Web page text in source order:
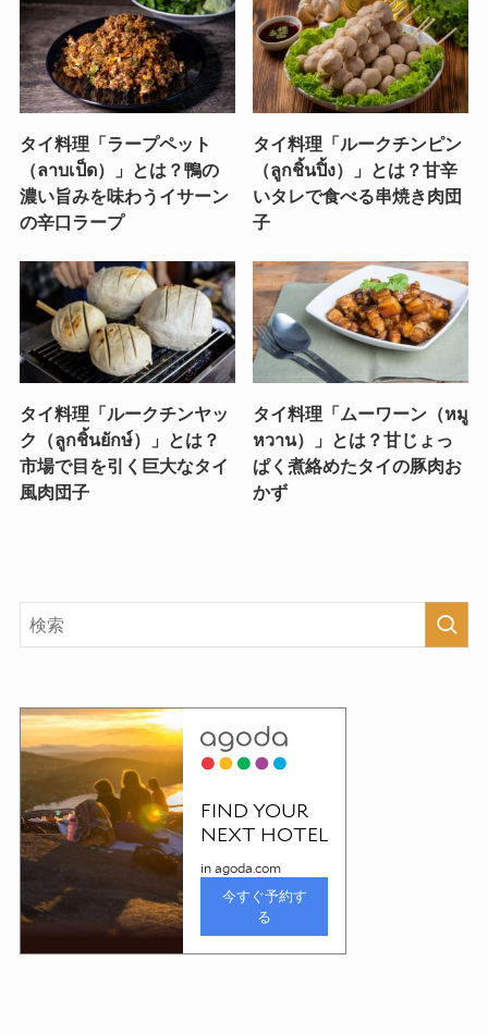
タイ料理「ラープペット
（ลาบเป็ด）」とは？鴨の
濃い旨みを味わうイサーン
の辛口ラープ
タイ料理「ルークチンピン
（ลูกชิ้นปิ้ง）」とは？甘辛
いタレで食べる串焼き肉団
子
タイ料理「ルークチンヤッ
ク（ลูกชิ้นยักษ์）」とは？
市場で目を引く巨大なタイ
風肉団子
タイ料理「ムーワーン（หมู
หวาน）」とは？甘じょっ
ぱく煮絡めたタイの豚肉お
かず